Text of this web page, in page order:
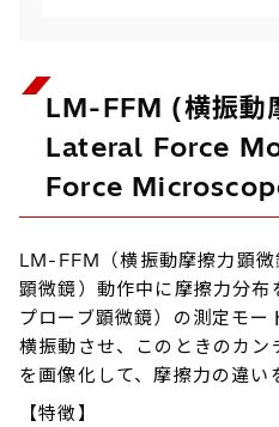
LM-FFM (横振動
Lateral Force
Force
LM-FFM（横振動摩擦力顕
顕微鏡）動作中に摩擦力分
プローブ顕微鏡）の測定モ
横振動させ、このときのカ
を画像化して、摩擦力の違い
【特徴】